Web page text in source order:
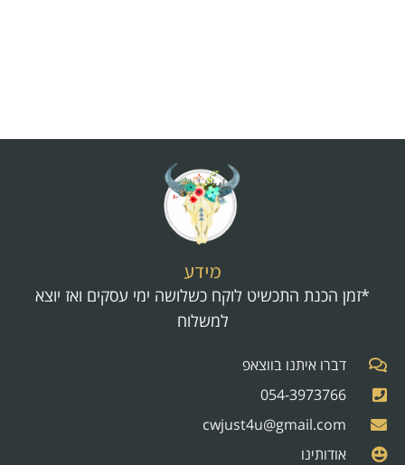
מידע
*זמן הכנת התכשיט לוקח כשלושה ימי עסקים ואז יוצא
למשלוח
דברו איתנו בווצאפ
054-3973766
cwjust4u@gmail.com
אודותינו